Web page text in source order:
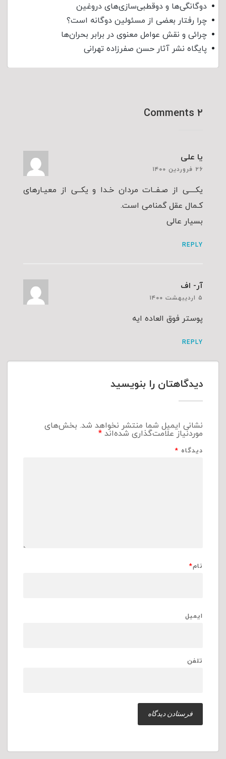
دوگانگی‌ها و دوقطبی‌سازی‌های دروغین
چرا رفتار بعضی از مسئولین دوگانه است؟
چرائی و نقش عوامل معنوی در برابر بحران‌ها
پایگاه نشر آثار حسن صفرزاده تهرانی
۲ Comments
یا علی
۲۶ فروردین ۱۴۰۰
یکــــی از صـفــات مردان خـدا و یکــی از معیـارهای
کـمال عقل گمنامى است.
بسیار عالی
REPLY
آر- اف
۵ اردیبهشت ۱۴۰۰
پوستر فوق العاده ایه
REPLY
دیدگاهتان را بنویسید
نشانی ایمیل شما منتشر نخواهد شد. بخش‌های
موردنیاز علامت‌گذاری شده‌اند*
دیدگاه *
نام*
ایمیل
تلفن